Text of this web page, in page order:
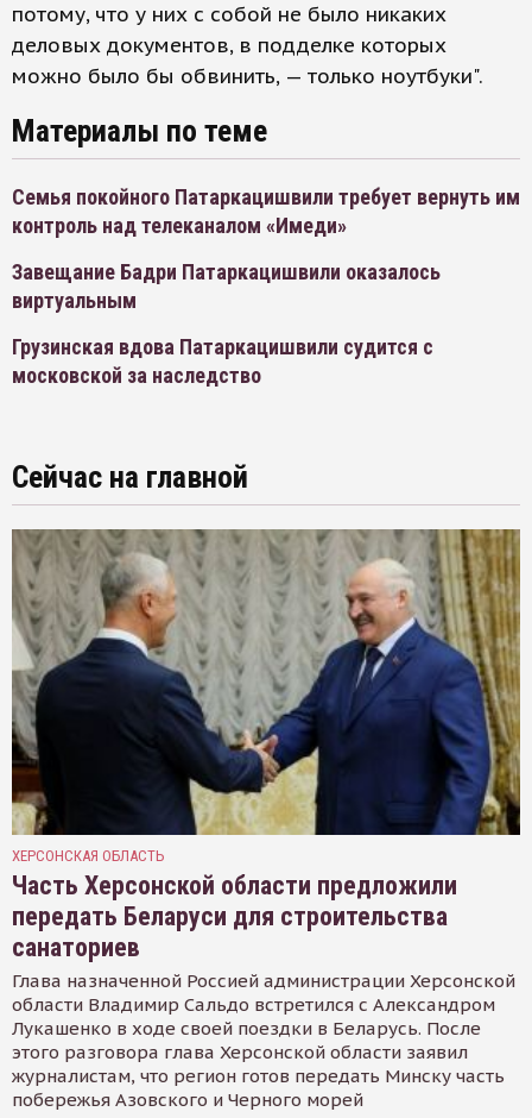
потому, что у них с собой не было никаких
деловых документов, в подделке которых
можно было бы обвинить, — только ноутбуки".
Материалы по теме
Семья покойного Патаркацишвили требует вернуть им
контроль над телеканалом «Имеди»
Завещание Бадри Патаркацишвили оказалось
виртуальным
Грузинская вдова Патаркацишвили судится с
московской за наследство
Сейчас на главной
ХЕРСОНСКАЯ ОБЛАСТЬ
Часть Херсонской области предложили
передать Беларуси для строительства
санаториев
Глава назначенной Россией администрации Херсонской
области Владимир Сальдо встретился с Александром
Лукашенко в ходе своей поездки в Беларусь. После
этого разговора глава Херсонской области заявил
журналистам, что регион готов передать Минску часть
побережья Азовского и Черного морей